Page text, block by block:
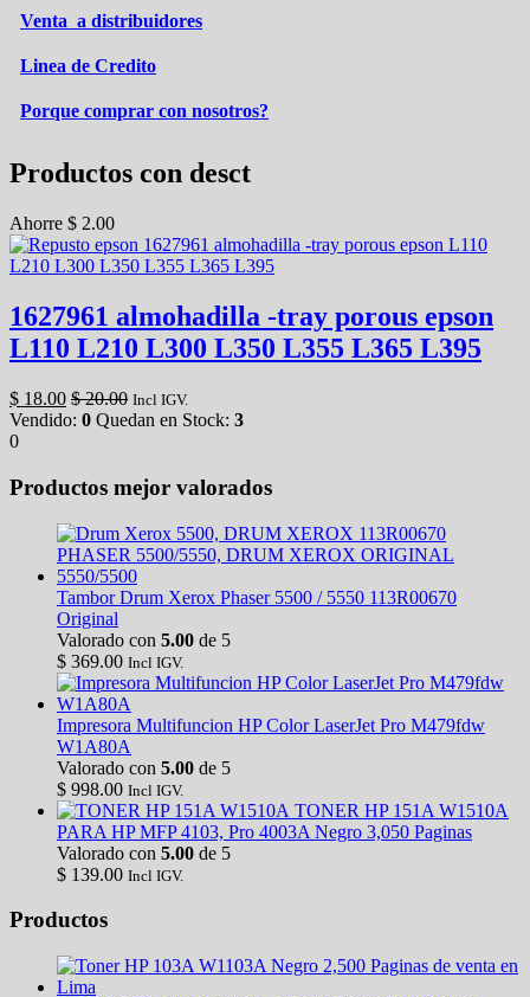
Venta a distribuidores
Linea de Credito
Porque comprar con nosotros?
Productos con desct
Ahorre $ 2.00
1627961 almohadilla -tray porous epson
L110 L210 L300 L350 L355 L365 L395
$ 18.00 $20.00 Incl IGV.
Vendido: 0 Quedan en Stock: 3
0
Productos mejor valorados
Tambor Drum Xerox Phaser 5500 / 5550 113R00670
Original
Valorado con 5.00 de 5
$ 369.00 Incl IGV.
Impresora Multifuncion HP Color LaserJet Pro M479fdw
W1A80A
Valorado con 5.00 de 5
$ 998.00 Incl IGV.
TONER HP 151A W1510A
PARA HP MFP 4103, Pro 4003A Negro 3,050 Paginas
Valorado con 5.00 de 5
$ 139.00 Incl IGV.
Productos